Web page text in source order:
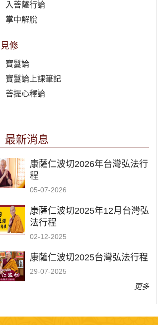
入菩薩行論
掌中解脫
見修
寶鬘論
寶鬘論上課筆記
菩提心釋論
最新消息
康薩仁波切2026年台灣弘法行
程
05-07-2026
康薩仁波切2025年12月台灣弘
法行程
02-12-2025
康薩仁波切2025台灣弘法行程
29-07-2025
更多